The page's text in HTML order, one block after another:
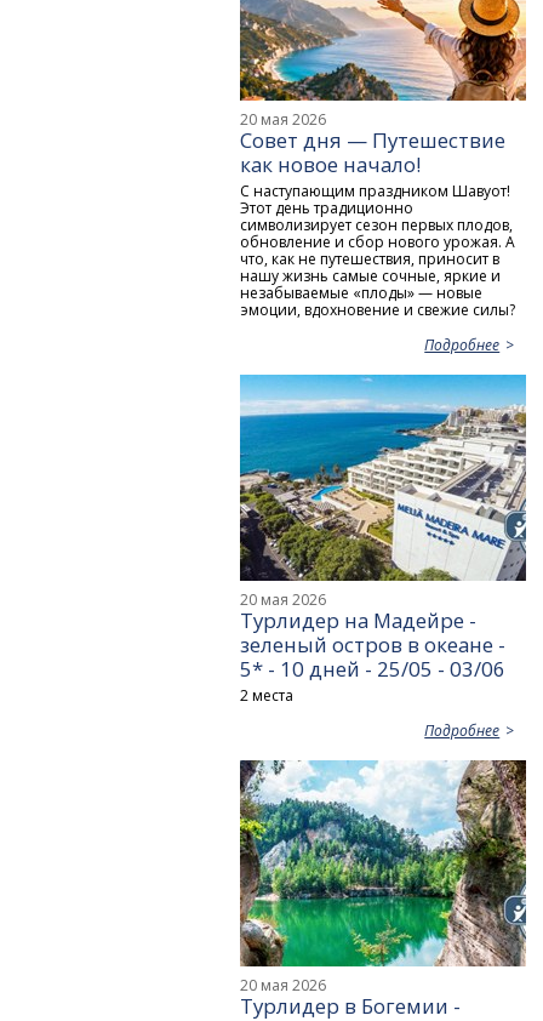
20 мая 2026
Совет дня — Путешествие
как новое начало!
С наступающим праздником Шавуот!
Этот день традиционно
символизирует сезон первых плодов,
обновление и сбор нового урожая. А
что, как не путешествия, приносит в
нашу жизнь самые сочные, яркие и
незабываемые «плоды» — новые
эмоции, вдохновение и свежие силы?
Подробнее
20 мая 2026
Турлидер на Мадейре -
зеленый остров в океане -
5* - 10 дней - 25/05 - 03/06
2 места
Подробнее
20 мая 2026
Турлидер в Богемии -